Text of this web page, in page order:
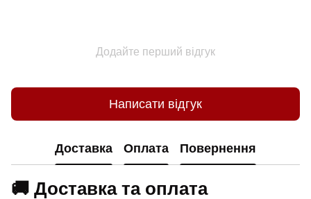
Додайте перший відгук
Написати відгук
Доставка Оплата Повернення
🚚 Доставка та оплата